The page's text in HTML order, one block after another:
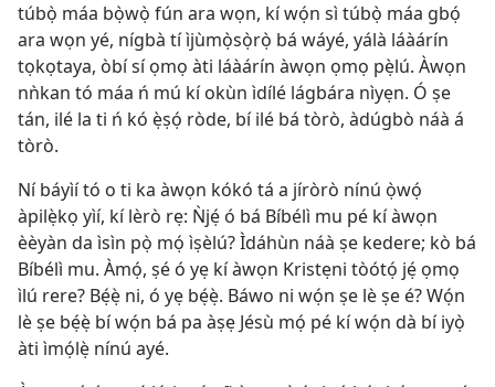
túbọ̀ máa bọ̀wọ̀ fún ara wọn, kí wọ́n sì túbọ̀ máa gbọ́
ara wọn yé, nígbà tí ìjùmọ̀sọ̀rọ̀ bá wáyé, yálà láàárín
tọkọtaya, òbí sí ọmọ àti láàárín àwọn ọmọ pẹ̀lú. Àwọn
nǹkan tó máa ń mú kí okùn ìdílé lágbára nìyẹn. Ó ṣe
tán, ilé la ti ń kó ẹ̀ṣọ́ ròde, bí ilé bá tòrò, àdúgbò náà á
tòrò.
Ní báyìí tó o ti ka àwọn kókó tá a jíròrò nínú ọ̀wọ́
àpilẹ̀kọ yìí, kí lèrò rẹ: Ǹjẹ́ ó bá Bíbélì mu pé kí àwọn
èèyàn da ìsìn pọ̀ mọ́ ìṣèlú? Ìdáhùn náà ṣe kedere; kò bá
Bíbélì mu. Àmọ́, ṣé ó yẹ kí àwọn Kristẹni tòótọ́ jẹ́ ọmọ
ìlú rere? Bẹ́ẹ̀ ni, ó yẹ bẹ́ẹ̀. Báwo ni wọ́n ṣe lè ṣe é? Wọ́n
lè ṣe bẹ́ẹ̀ bí wọ́n bá pa àṣẹ Jésù mọ́ pé kí wọ́n dà bí iyọ̀
àti ìmọ́lẹ̀ nínú ayé.